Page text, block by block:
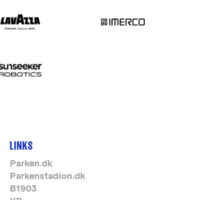
LINKS
Parken.dk
Parkenstadion.dk
B1903